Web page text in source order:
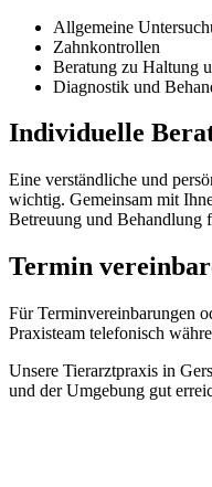
Allgemeine
Zahnkontrollen
Beratung zu Haltung
Diagnostik und
Individuelle
Eine verständliche und
wichtig. Gemeinsam mit
Betreuung und Behandlung
Termin
Für Terminvereinbarungen
Praxisteam telefonisch
Unsere Tierarztpraxis in
und der Umgebung gut